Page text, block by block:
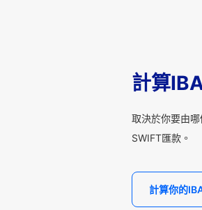
計算
取決於你要由
SWIFT匯款。
計算你的